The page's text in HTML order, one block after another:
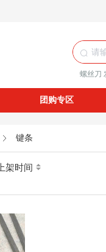
螺丝刀
团购专区
键条
上架时间